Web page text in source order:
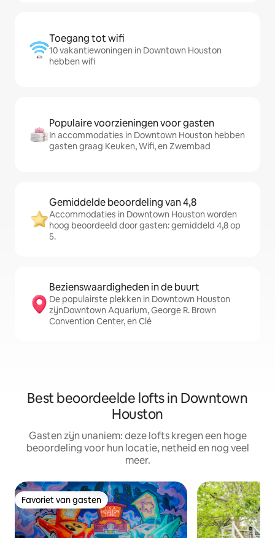
Toegang tot wifi
10 vakantiewoningen in Downtown Houston
hebben wifi
Populaire voorzieningen voor gasten
In accommodaties in Downtown Houston hebben
gasten graag Keuken, Wifi, en Zwembad
Gemiddelde beoordeling van 4,8
Accommodaties in Downtown Houston worden
hoog beoordeeld door gasten: gemiddeld 4,8 op
5.
Bezienswaardigheden in de buurt
De populairste plekken in Downtown Houston
zijnDowntown Aquarium, George R. Brown
Convention Center, en Clé
Best beoordeelde lofts in Downtown
Houston
Gasten zijn unaniem: deze lofts kregen een hoge
beoordeling voor hun locatie, netheid en nog veel
meer.
Favoriet van gasten
Favoriet van gasten